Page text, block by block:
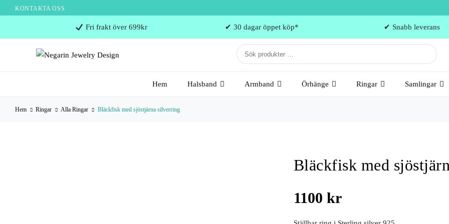
KONTAKTA OSS
Fri frakt över 699kr ✔ 30 dagar öppet köp* ✔ Snabb leverans
Hem Halsband Armband Örhänge Ringar Samlingar
Hem Ringar Alla Ringar Bläckfisk med sjöstjärna silverring
Bläckfisk med
1100 kr